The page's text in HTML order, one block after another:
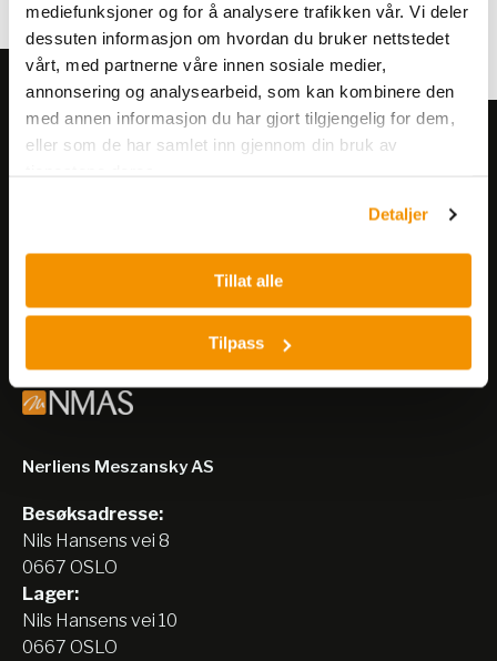
mediefunksjoner og for å analysere trafikken vår. Vi deler
dessuten informasjon om hvordan du bruker nettstedet
vårt, med partnerne våre innen sosiale medier,
annonsering og analysearbeid, som kan kombinere den
med annen informasjon du har gjort tilgjengelig for dem,
eller som de har samlet inn gjennom din bruk av
Detaljer
Tillat alle
Tilpass
Meld deg på vårt nyhetsbrev!
Meld på nyhetsbrev
Nerliens Meszansky AS
Besøksadresse:
Nils Hansens vei 8
0667 OSLO
Lager:
Nils Hansens vei 10
0667 OSLO